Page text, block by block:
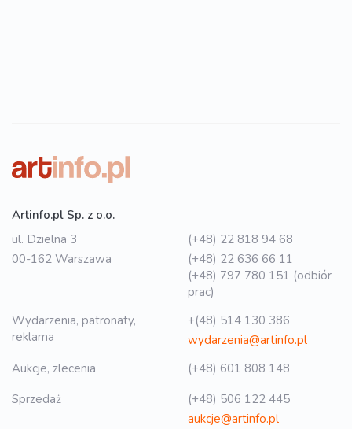
Artinfo.pl Sp. z o.o.
ul. Dzielna 3
00-162 Warszawa
(+48) 22 818 94 68
(+48) 22 636 66 11
(+48) 797 780 151 (odbiór
prac)
Wydarzenia, patronaty,
reklama
+(48) 514 130 386
wydarzenia@artinfo.pl
Aukcje, zlecenia
(+48) 601 808 148
Sprzedaż
(+48) 506 122 445
aukcje@artinfo.pl